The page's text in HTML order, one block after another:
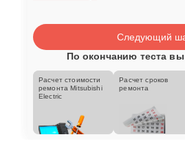
Следующий
По окончанию теста вы
Расчет стоимости
ремонта Mitsubishi
Electric
Расчет сроков
ремонта